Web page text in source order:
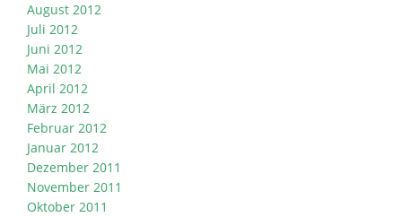
August 2012
Juli 2012
Juni 2012
Mai 2012
April 2012
März 2012
Februar 2012
Januar 2012
Dezember 2011
November 2011
Oktober 2011